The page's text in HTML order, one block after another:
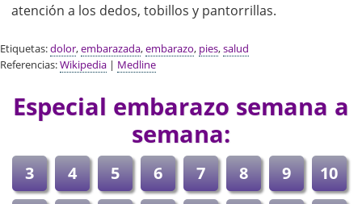
atención a los dedos, tobillos y pantorrillas.
Etiquetas:dolor,embarazada,embarazo, pies,salud
Referencias:Wikipedia | Medline
Especial embarazo semana a
semana:
3 4 5 6 7 8 9
10